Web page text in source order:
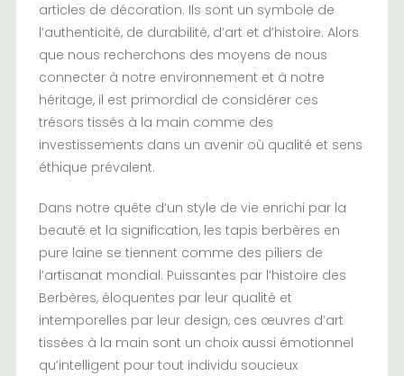
articles de décoration. Ils sont un symbole de
l’authenticité, de durabilité, d’art et d’histoire. Alors
que nous recherchons des moyens de nous
connecter à notre environnement et à notre
héritage, il est primordial de considérer ces
trésors tissés à la main comme des
investissements dans un avenir où qualité et sens
éthique prévalent.
Dans notre quête d’un style de vie enrichi par la
beauté et la signification, les tapis berbères en
pure laine se tiennent comme des piliers de
l’artisanat mondial. Puissantes par l’histoire des
Berbères, éloquentes par leur qualité et
intemporelles par leur design, ces œuvres d’art
tissées à la main sont un choix aussi émotionnel
qu’intelligent pour tout individu soucieux